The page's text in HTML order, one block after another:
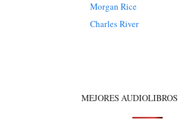
Morgan Rice
Charles River
MEJORES AUDIOLIBROS